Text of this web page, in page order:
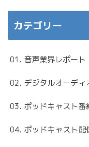
カテゴリー
01. 音声業界レポート
02. デジタルオーディ
03. ポッドキャスト番
04. ポッドキャスト配